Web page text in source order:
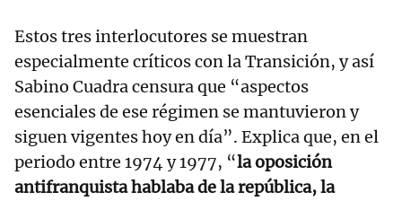
Estos tres interlocutores se muestran
especialmente críticos con la Transición, y así
Sabino Cuadra censura que “aspectos
esenciales de ese régimen se mantuvieron y
siguen vigentes hoy en día”. Explica que, en el
periodo entre 1974 y 1977, “la oposición
antifranquista hablaba de la república, la